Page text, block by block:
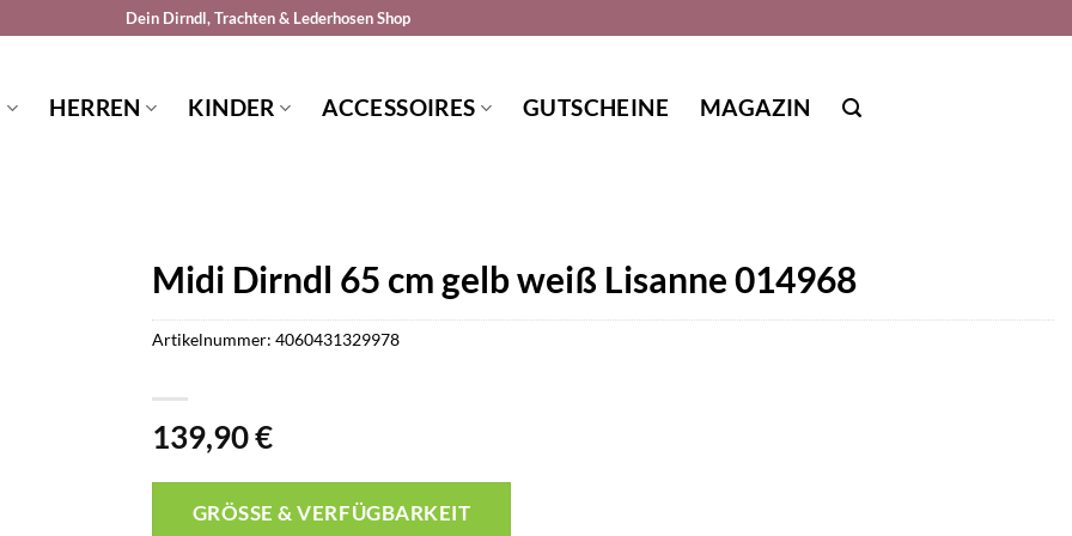
Dein Dirndl, Trachten & Lederhosen Shop
HERREN KINDER ACCESSOIRES GUTSCHEINE MAGAZIN
Midi Dirndl 65 cm gelb weiß Lisanne 014968
139,90€
GRÖSSE & VERFÜGBARKEIT P
Artikelnummer: 4060431329978